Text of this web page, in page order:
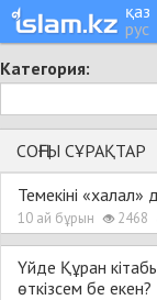
қаз
рус
Категория:
СОҢҒЫ СҰРАҚТАР
Темекіні
10 ай бұрын 2468
Үйде Құран
өткізсем бе екен?